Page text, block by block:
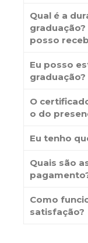
Qual é a
posso
Eu posso
graduação?
O
o do
Eu tenho
Quais são
Como
satisfação?